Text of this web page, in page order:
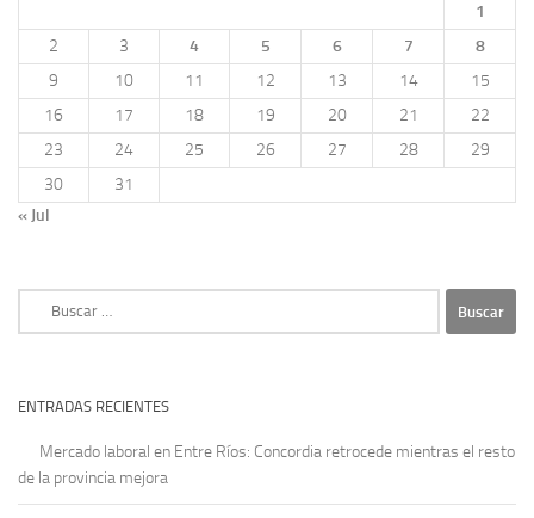
1
2
3 4 5 6 7
8
9
10 11 12 13 14
15
16
17 18 19 20 21
22
23
24 25 26 27 28
29
30
31
« Jul
ENTRADAS RECIENTES
Mercado laboral en Entre Ríos: Concordia retrocede mientras el resto
de la provincia mejora